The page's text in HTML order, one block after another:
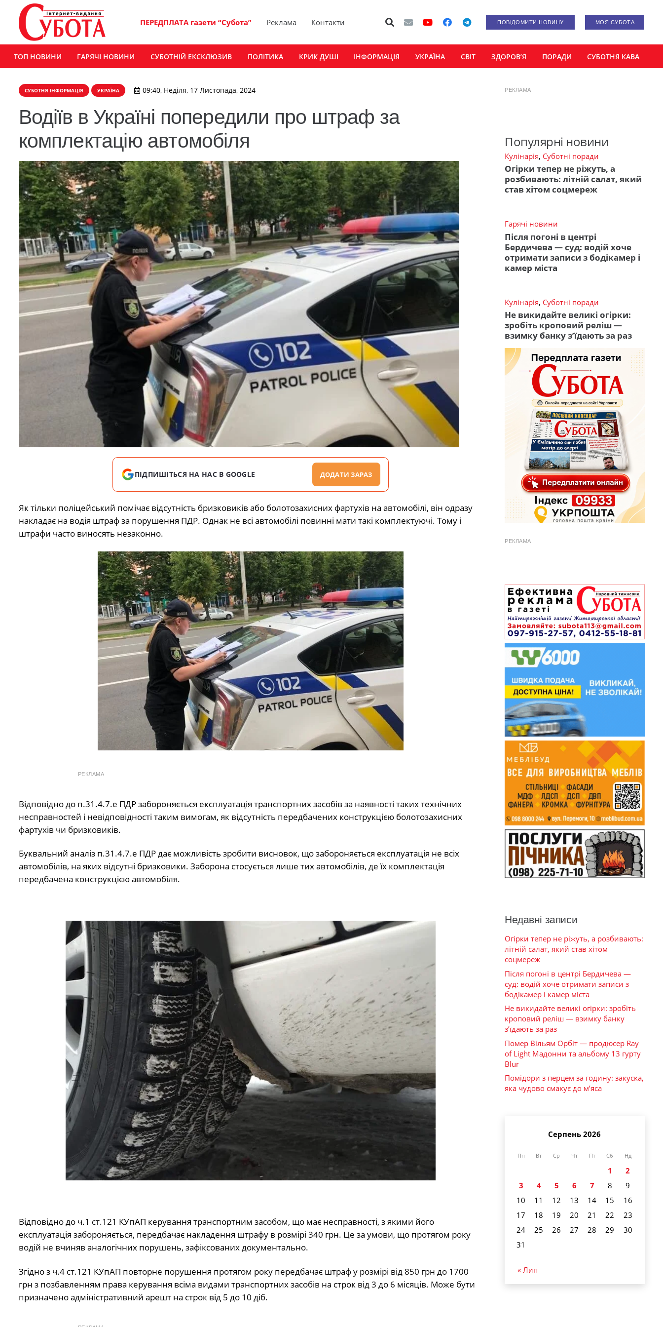
ПЕРЕДПЛАТА газети “Субота” Реклама Контакти ПОВІДОМИТИ НОВИНУ МОЯ СУБОТА
ТОП НОВИНИ ГАРЯЧІ НОВИНИ СУБОТНІЙ ЕКСКЛЮЗИВ ПОЛІТИКА КРИК ДУШІ ІНФОРМАЦІЯ УКРАЇНА СВІТ ЗДОРОВ’Я ПОРАДИ СУБОТНЯ КАВА
СУБОТНЯ ІНФОРМАЦІЯ УКРАЇНА 09:40, Неділя, 17 Листопада, 2024
Водіїв в Україні попередили про штраф за
комплектацію автомобіля
ПІДПИШІТЬСЯ НА НАС В GOOGLE ДОДАТИ ЗАРАЗ
Як тільки поліцейський помічає відсутність бризковиків або болотозахисних фартухів на автомобілі, він одразу
накладає на водія штраф за порушення ПДР. Однак не всі автомобілі повинні мати такі комплектуючі. Тому і
штрафи часто виносять незаконно.
РЕКЛАМА
Відповідно до п.31.4.7.е ПДР забороняється експлуатація транспортних засобів за наявності таких технічних
несправностей і невідповідності таким вимогам, як відсутність передбачених конструкцією болотозахисних
фартухів чи бризковиків.
Буквальний аналіз п.31.4.7.е ПДР дає можливість зробити висновок, що забороняється експлуатація не всіх
автомобілів, на яких відсутні бризковики. Заборона стосується лише тих автомобілів, де їх комплектація
передбачена конструкцією автомобіля.
Відповідно до ч.1 ст.121 КУпАП керування транспортним засобом, що має несправності, з якими його
експлуатація забороняється, передбачає накладення штрафу в розмірі 340 грн. Це за умови, що протягом року
водій не вчиняв аналогічних порушень, зафіксованих документально.
Згідно з ч.4 ст.121 КУпАП повторне порушення протягом року передбачає штраф у розмірі від 850 грн до 1700
грн з позбавленням права керування всіма видами транспортних засобів на строк від 3 до 6 місяців. Може бути
призначено адміністративний арешт на строк від 5 до 10 діб.
РЕКЛАМА
Популярні новини
Кулінарія, Суботні поради
Огірки тепер не ріжуть, а
розбивають: літній салат, який
став хітом соцмереж
Гарячі новини
Після погоні в центрі
Бердичева — суд: водій хоче
отримати записи з бодікамер і
камер міста
Кулінарія, Суботні поради
Не викидайте великі огірки:
зробіть кроповий реліш —
взимку банку з’їдають за раз
РЕКЛАМА
Недавні записи
Огірки тепер не ріжуть, а розбивають:
літній салат, який став хітом
соцмереж
Після погоні в центрі Бердичева —
суд: водій хоче отримати записи з
бодікамер і камер міста
Не викидайте великі огірки: зробіть
кроповий реліш — взимку банку
з’їдають за раз
Помер Вільям Орбіт — продюсер Ray
of Light Мадонни та альбому 13 гурту
Blur
Помідори з перцем за годину: закуска,
яка чудово смакує до м’яса
Серпень 2026
Пн Вт Ср Чт Пт Сб Нд
1
2
3
4 5 6 7 8
9
10
11 12 13 14 15
16
17
18 19 20 21 22
23
24
25 26 27 28 29
30
31
« Лип